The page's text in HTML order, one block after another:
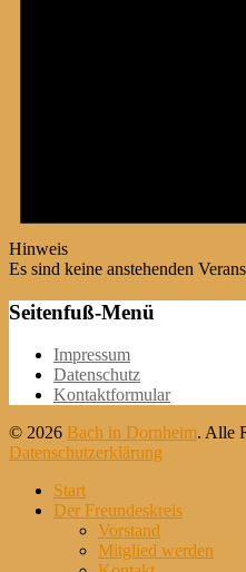
Hinweis
Es sind keine anstehenden
Seitenfuß-Menü
Weiter
zum
Inhalt
Impressum
Datenschutz
Kontaktformular
© 2026 Bach in Dornheim. Alle
Datenschutzerklärung
oben
scrollen
Start
Der Freundeskreis
Vorstand
Mitglied werden